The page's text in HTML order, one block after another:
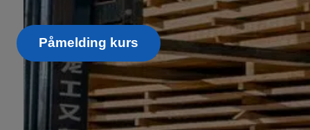
Påmelding kurs